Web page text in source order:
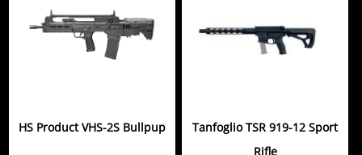
HS Product VHS-2S Bullpup
Tanfoglio TSR 919-12 Sport
Rifle